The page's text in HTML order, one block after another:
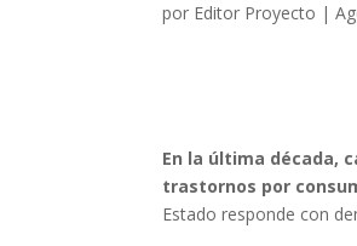
por Editor Proyecto |
En la última década,
trastornos por
Estado responde con